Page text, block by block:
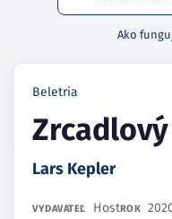
Ako
Beletria
Lars Kepler
VYDAVATEĽ HostROK